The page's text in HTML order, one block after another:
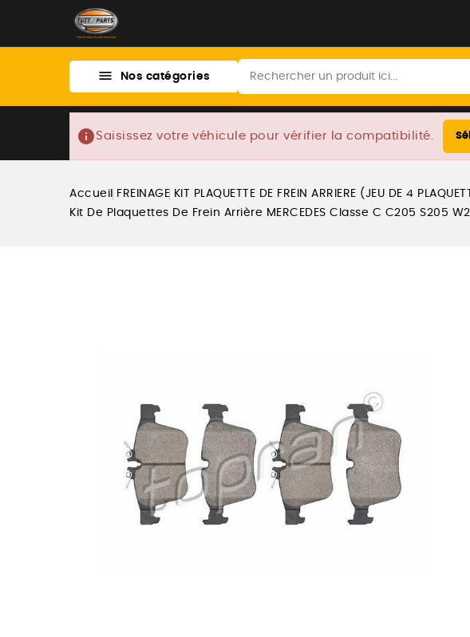
 Nos catégories
info Saisissez votre véhicule pour vérifier la compatibilité.
Accueil FREINAGE KIT PLAQUETTE DE FREIN ARRIERE (JEU DE 4
Kit De Plaquettes De Frein Arrière MERCEDES Classe C C205 S205